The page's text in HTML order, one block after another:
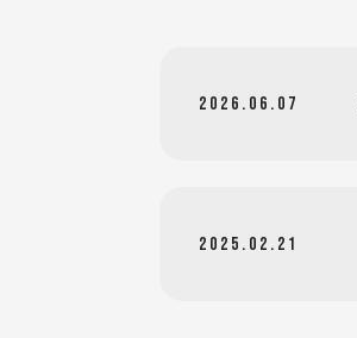
2026.06.07
2025.02.21